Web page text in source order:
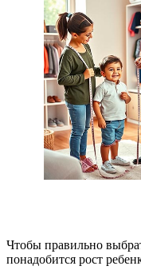
Чтобы правильно
понадобится рост